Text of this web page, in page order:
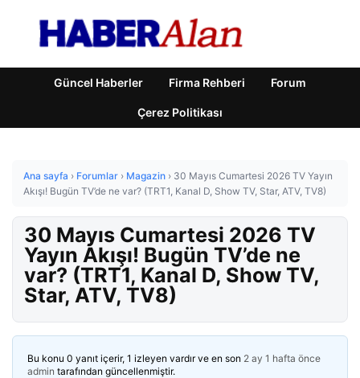
Güncel Haberler Firma Rehberi Forum
Çerez Politikası
Ana sayfa › Forumlar › Magazin › 30 Mayıs Cumartesi 2026 TV Yayın
Akışı! Bugün TV’de ne var? (TRT1, Kanal D, Show TV, Star, ATV, TV8)
30 Mayıs Cumartesi 2026 TV
Yayın Akışı! Bugün TV’de ne
var? (TRT1, Kanal D, Show TV,
Star, ATV, TV8)
Bu konu 0 yanıt içerir, 1 izleyen vardır ve en son 2 ay 1 hafta önce
admin tarafından güncellenmiştir.